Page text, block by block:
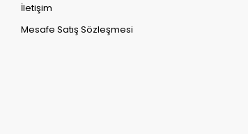
İletişim
Mesafe Satış Sözleşmesi